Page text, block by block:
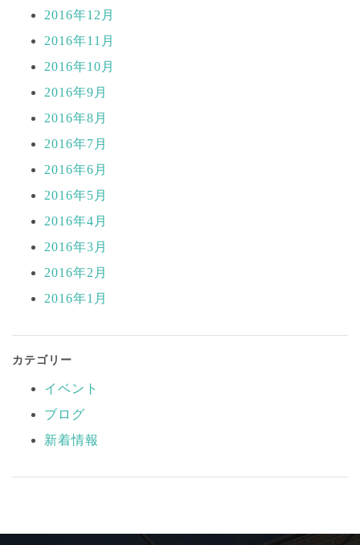
2016年12月
2016年11月
2016年10月
2016年9月
2016年8月
2016年7月
2016年6月
2016年5月
2016年4月
2016年3月
2016年2月
2016年1月
カテゴリー
イベント
ブログ
新着情報